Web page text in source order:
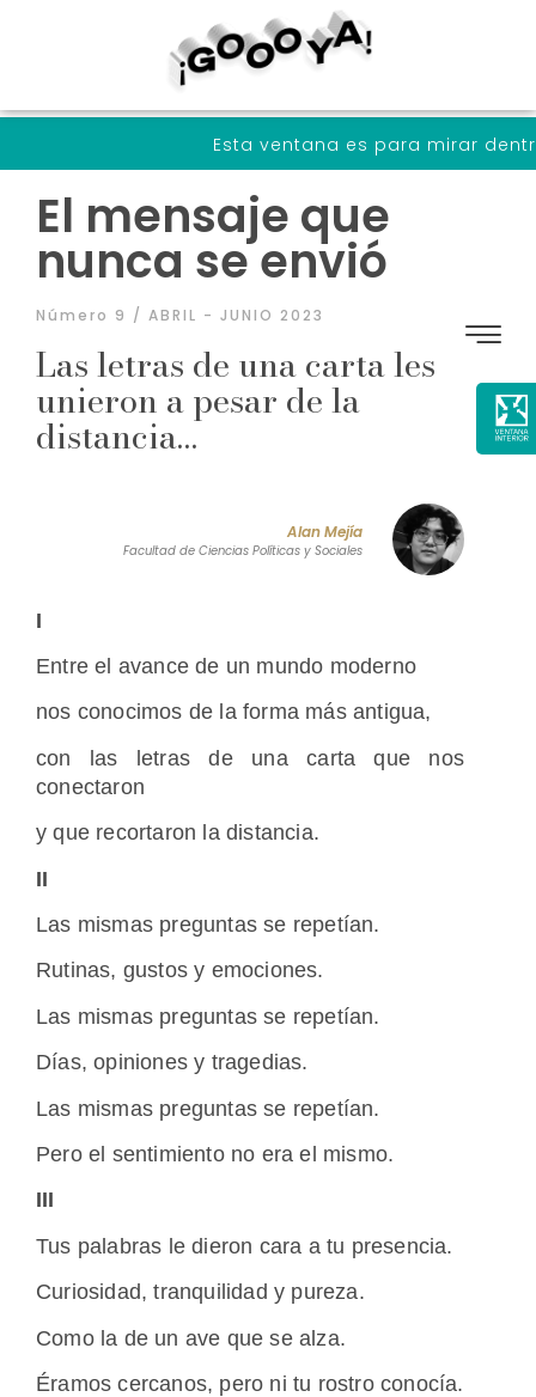
Esta ventana es para mirar dentro de
El mensaje que
nunca se envió
Número 9 / ABRIL - JUNIO 2023
Las letras de una carta les
unieron a pesar de la
distancia…
Alan Mejía
Facultad de Ciencias Políticas y Sociales
I
Entre el avance de un mundo moderno
nos conocimos de la forma más antigua,
con las letras de una carta que nos
conectaron
y que recortaron la distancia.
II
Las mismas preguntas se repetían.
Rutinas, gustos y emociones.
Las mismas preguntas se repetían.
Días, opiniones y tragedias.
Las mismas preguntas se repetían.
Pero el sentimiento no era el mismo.
III
Tus palabras le dieron cara a tu presencia.
Curiosidad, tranquilidad y pureza.
Como la de un ave que se alza.
Éramos cercanos, pero ni tu rostro conocía.